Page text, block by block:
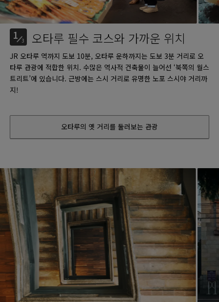
1 3 오타루 필수 코스와 가까운 위치
JR 오타루 역까지 도보 10분, 오타루 운하까지는 도보 3분 거리로 오
타루 관광에 적합한 위치. 수많은 역사적 건축물이 늘어선 ‘북쪽의 월스
트리트’에 있습니다. 근방에는 스시 거리로 유명한 노포 스시야 거리까
지!
오타루의 옛 거리를 둘러보는 관광